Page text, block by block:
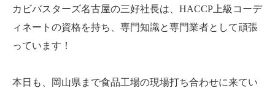
カビバスターズ名古屋の三好社長は、HACCP上級コーデ
ィネートの資格を持ち、専門知識と専門業者として頑張
っています！
本日も、岡山県まで食品工場の現場打ち合わせに来てい